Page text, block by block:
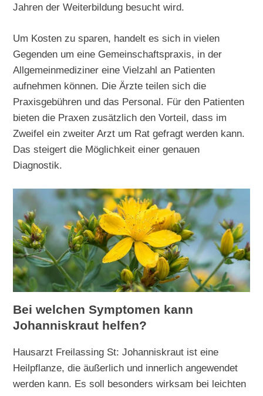
Jahren der Weiterbildung besucht wird.
Um Kosten zu sparen, handelt es sich in vielen
Gegenden um eine Gemeinschaftspraxis, in der
Allgemeinmediziner eine Vielzahl an Patienten
aufnehmen können. Die Ärzte teilen sich die
Praxisgebühren und das Personal. Für den Patienten
bieten die Praxen zusätzlich den Vorteil, dass im
Zweifel ein zweiter Arzt um Rat gefragt werden kann.
Das steigert die Möglichkeit einer genauen
Diagnostik.
Bei welchen Symptomen kann
Johanniskraut helfen?
Hausarzt Freilassing St: Johanniskraut ist eine
Heilpflanze, die äußerlich und innerlich angewendet
werden kann. Es soll besonders wirksam bei leichten